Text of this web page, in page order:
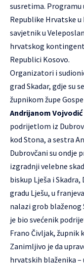
susretima. Programu
Republike Hrvatske
savjetnik u
hrvatskog
Republici Kosovo.
Organizatori i
grad Skadar, gdje su
župnikom župe
Andrijanom Vojvodić
podrijetlom iz
kod Stona, a sestra
Dubrovčani su ondje
izgradnji velebne
biskup Lješa i
gradu Lješu, u
nalazi grob blaženog
je bio svećenik
Frano Čivljak, župnik
Zanimljivo je da
hrvatskih blaženika –